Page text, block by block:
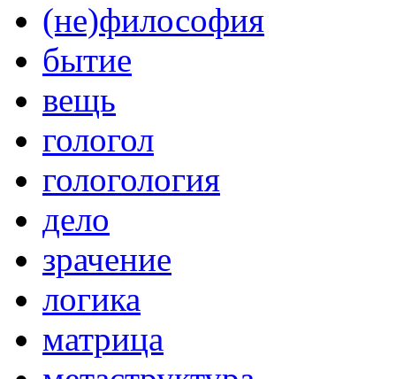
(не)философия
бытие
вещь
гологол
гологология
дело
зрачение
логика
матрица